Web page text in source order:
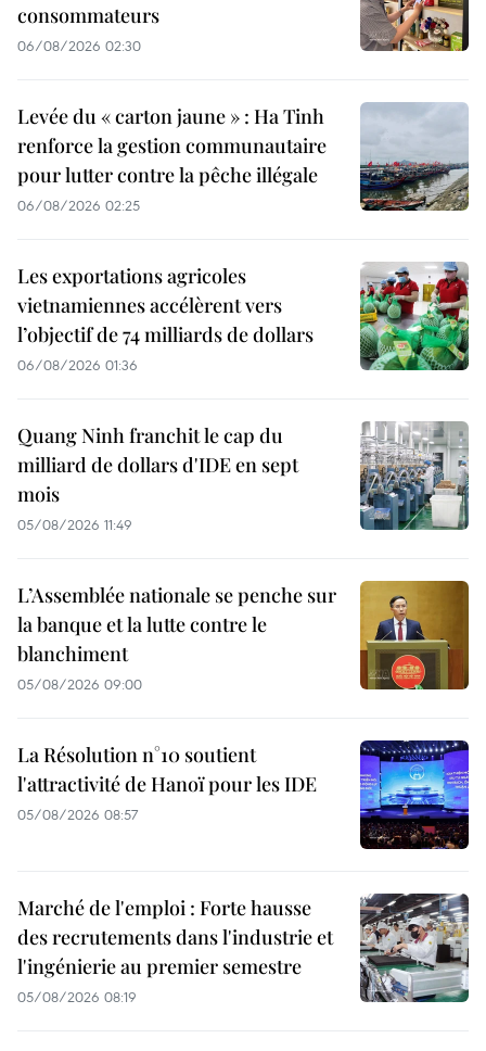
consommateurs
06/08/2026 02:30
Levée du « carton jaune » : Ha Tinh
renforce la gestion communautaire
pour lutter contre la pêche illégale
06/08/2026 02:25
Les exportations agricoles
vietnamiennes accélèrent vers
l’objectif de 74 milliards de dollars
06/08/2026 01:36
Quang Ninh franchit le cap du
milliard de dollars d'IDE en sept
mois
05/08/2026 11:49
L’Assemblée nationale se penche sur
la banque et la lutte contre le
blanchiment
05/08/2026 09:00
La Résolution n°10 soutient
l'attractivité de Hanoï pour les IDE
05/08/2026 08:57
Marché de l'emploi : Forte hausse
des recrutements dans l'industrie et
l'ingénierie au premier semestre
05/08/2026 08:19